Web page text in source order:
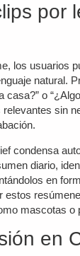
por
los usuarios
natural.
casa?” o
relevantes sin
condensa
diario,
en
estos
mascotas o
en